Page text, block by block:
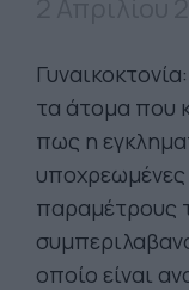
τα άτομα που
πως η
υποχρεωμένες
παραμέτρους
οποίο είναι